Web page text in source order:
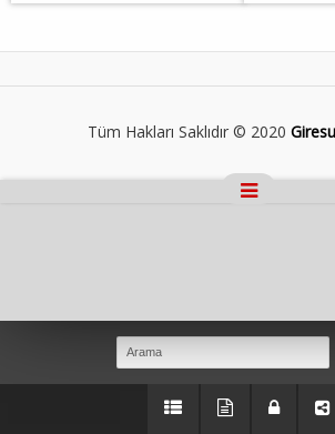
Tüm Hakları Saklıdır © 2020